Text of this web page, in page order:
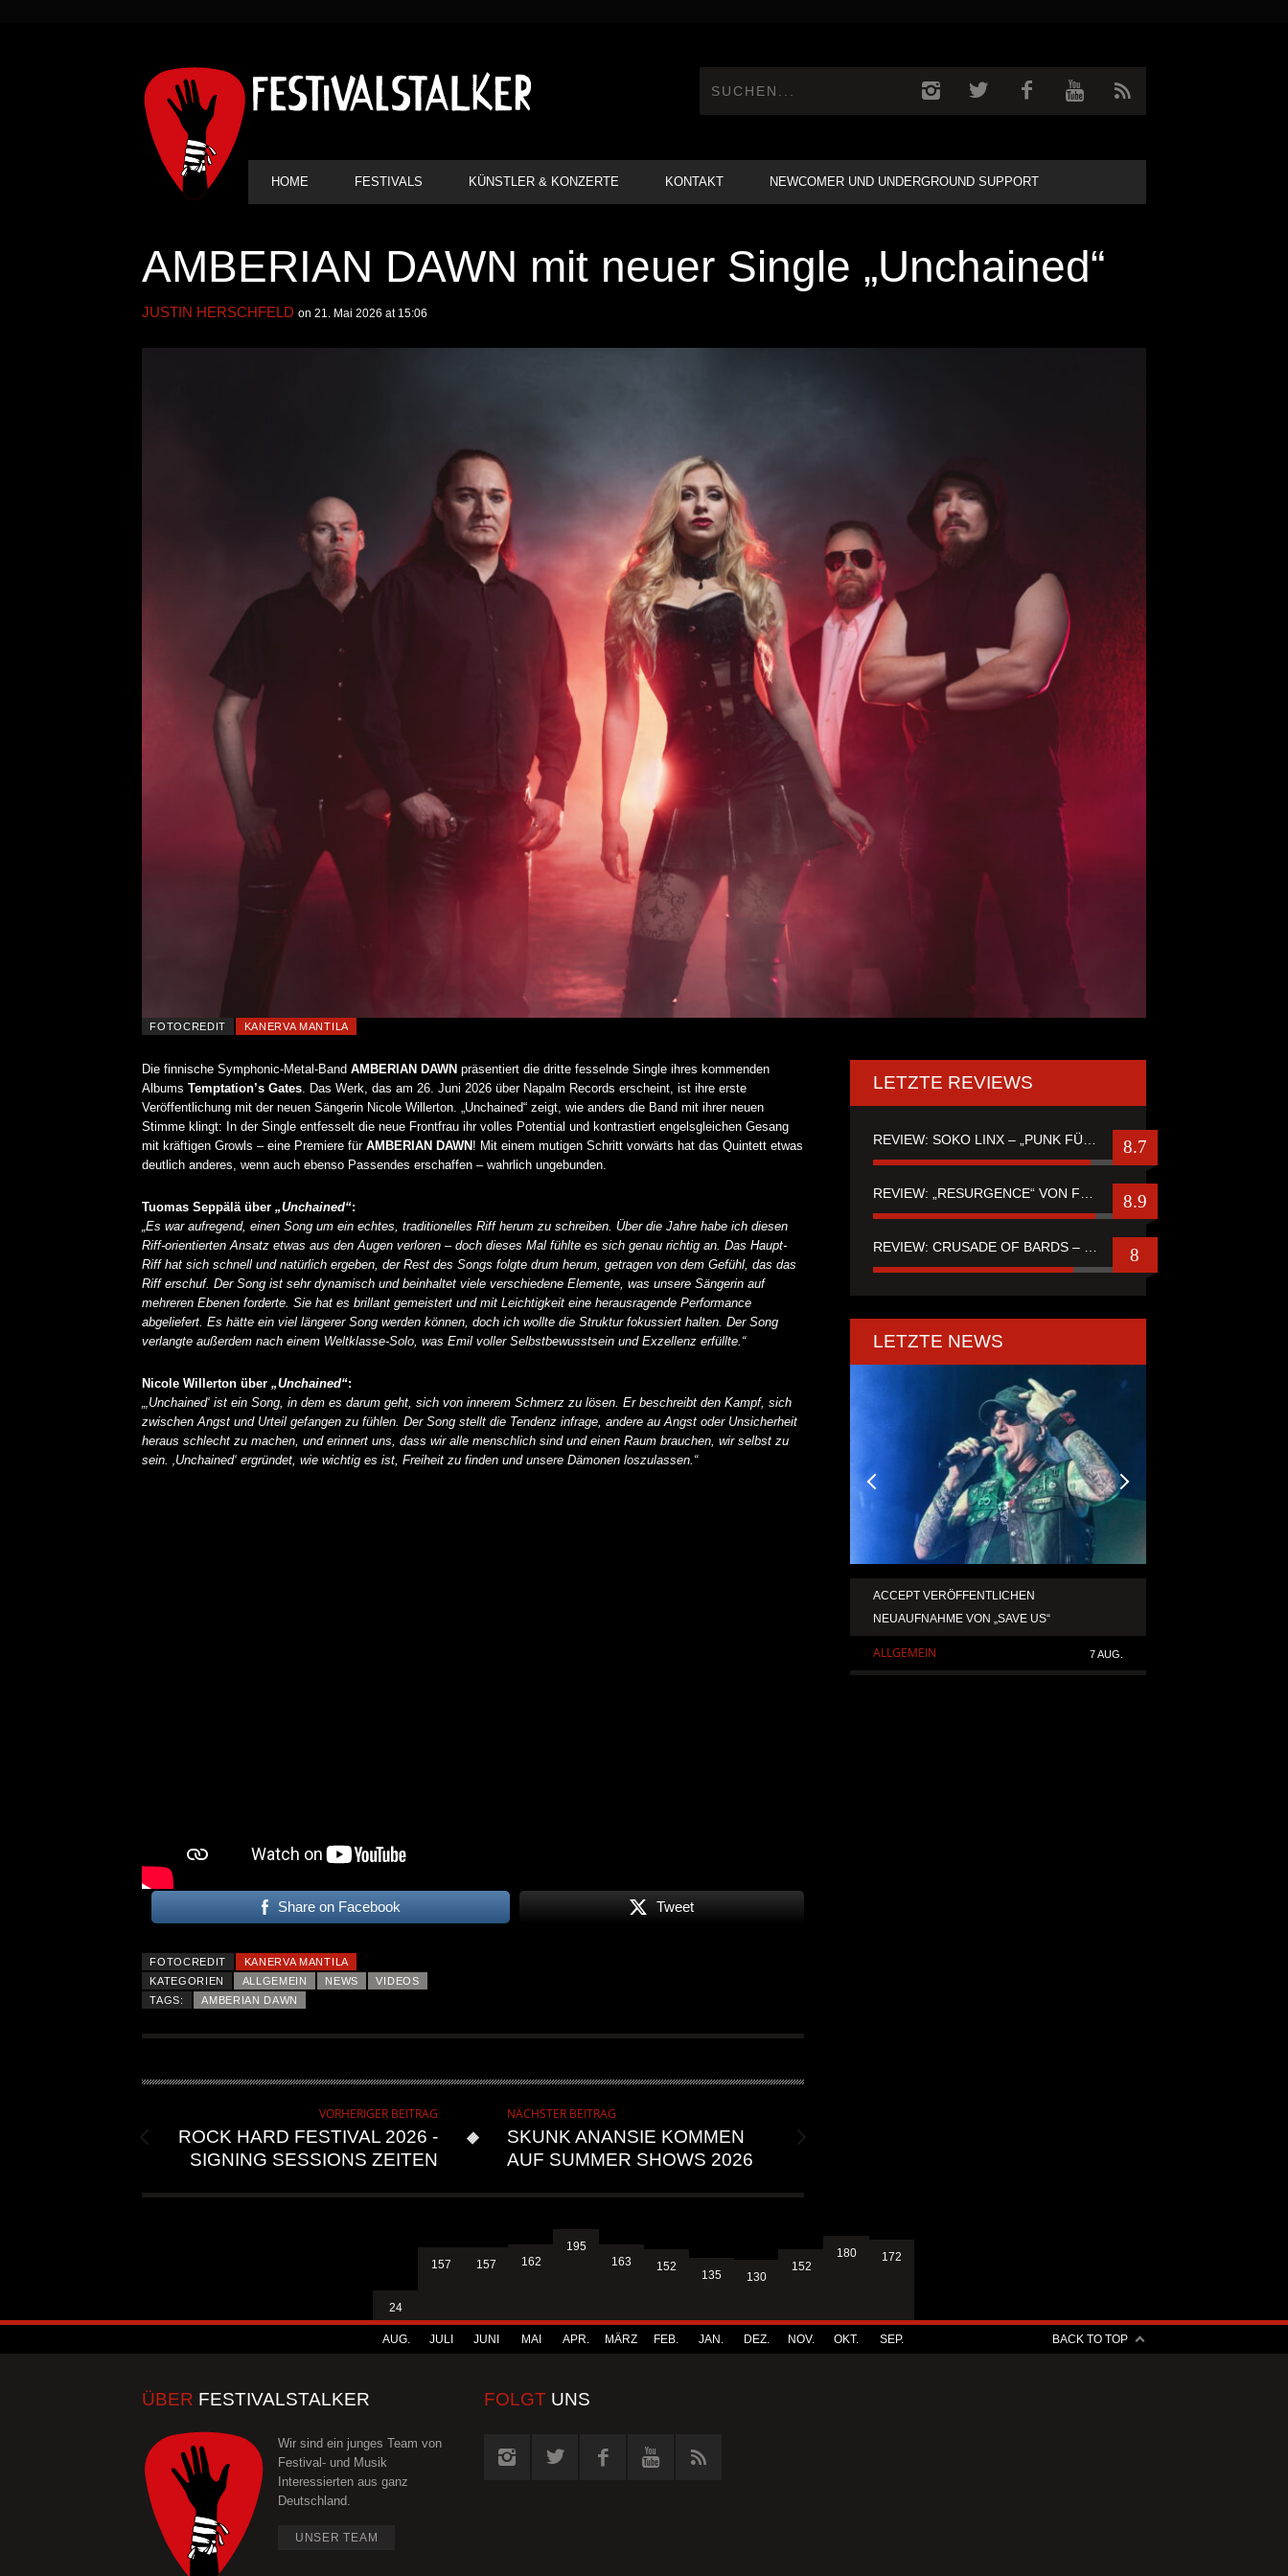
HAUPT-
NAVIGATION
HOME FESTIVALS KÜNSTLER & KONZERTE KONTAKT NEWCOMER UND UNDERGROUND SUPPORT
AMBERIAN DAWN mit neuer Single „Unchained“
JUSTIN HERSCHFELD on 21. Mai 2026 at 15:06
FOTOCREDIT KANERVA MANTILA
Die finnische Symphonic-Metal-Band AMBERIAN DAWN präsentiert die dritte fesselnde Single ihres kommenden
Albums Temptation’s Gates . Das Werk, das am 26. Juni 2026 über Napalm Records erscheint, ist ihre erste
Veröffentlichung mit der neuen Sängerin Nicole Willerton. „Unchained“ zeigt, wie anders die Band mit ihrer neuen
Stimme klingt: In der Single entfesselt die neue Frontfrau ihr volles Potential und kontrastiert engelsgleichen Gesang
mit kräftigen Growls – eine Premiere für AMBERIAN DAWN! Mit einem mutigen Schritt vorwärts hat das Quintett etwas
deutlich anderes, wenn auch ebenso Passendes erschaffen – wahrlich ungebunden.
Tuomas Seppälä über „Unchained“:
„Es war aufregend, einen Song um ein echtes, traditionelles Riff herum zu schreiben. Über die Jahre habe ich diesen
Riff-orientierten Ansatz etwas aus den Augen verloren – doch dieses Mal fühlte es sich genau richtig an. Das Haupt-
Riff hat sich schnell und natürlich ergeben, der Rest des Songs folgte drum herum, getragen von dem Gefühl, das das
Riff erschuf. Der Song ist sehr dynamisch und beinhaltet viele verschiedene Elemente, was unsere Sängerin auf
mehreren Ebenen forderte. Sie hat es brillant gemeistert und mit Leichtigkeit eine herausragende Performance
abgeliefert. Es hätte ein viel längerer Song werden können, doch ich wollte die Struktur fokussiert halten. Der Song
verlangte außerdem nach einem Weltklasse-Solo, was Emil voller Selbstbewusstsein und Exzellenz erfüllte.“
Nicole Willerton über „Unchained“:
„‚Unchained‘ ist ein Song, in dem es darum geht, sich von innerem Schmerz zu lösen. Er beschreibt den Kampf, sich
zwischen Angst und Urteil gefangen zu fühlen. Der Song stellt die Tendenz infrage, andere au Angst oder Unsicherheit
heraus schlecht zu machen, und erinnert uns, dass wir alle menschlich sind und einen Raum brauchen, wir selbst zu
sein. ‚Unchained‘ ergründet, wie wichtig es ist, Freiheit zu finden und unsere Dämonen loszulassen.“
Share on Facebook Tweet
FOTOCREDIT
KANERVA MANTILA
KATEGORIEN
ALLGEMEIN NEWS
VIDEOS
TAGS:
AMBERIAN DAWN
VORHERIGER BEITRAG
ROCK HARD FESTIVAL 2026 -
SIGNING SESSIONS ZEITEN
NÄCHSTER BEITRAG
SKUNK ANANSIE KOMMEN
AUF SUMMER SHOWS 2026
LETZTE REVIEWS
8.7
8.9
8
LETZTE NEWS
ACCEPT VERÖFFENTLICHEN
NEUAUFNAHME VON „SAVE US“
ALLGEMEIN 7 AUG.
24
AUG.
157
JULI
157
JUNI
162
MAI
195
APR.
163
MÄRZ
152
FEB.
135
JAN.
130
DEZ.
152
NOV.
180
OKT.
172
SEP. BACK TO TOP
ÜBER FESTIVALSTALKER
Wir sind ein junges Team von
Festival- und Musik
Interessierten aus ganz
Deutschland.
UNSER TEAM
FOLGT UNS